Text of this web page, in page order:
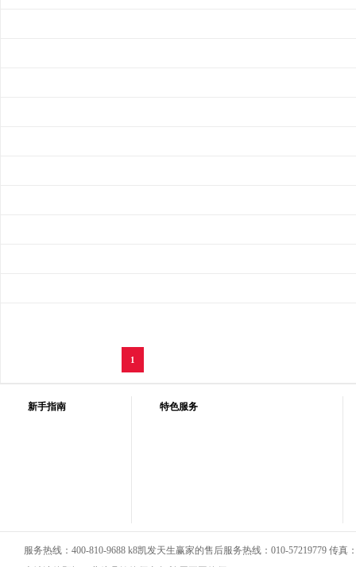
1
新手指南 特色服务
服务热线：400-810-9688 k8凯发天生赢家的售后服务热线：010-57219779 传真